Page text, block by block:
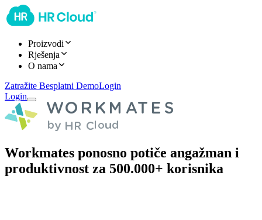
Proizvodi
Rješenja
O nama
Zatražite Besplatni DemoLogin
Login
Workmates ponosno potiče angažman i
produktivnost za 500.000+ korisnika